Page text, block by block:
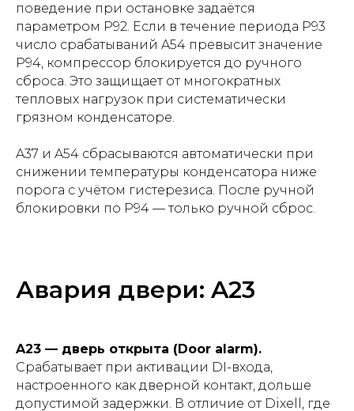
поведение при остановке задаётся
параметром P92. Если в течение периода P93
число срабатываний A54 превысит значение
P94, компрессор блокируется до ручного
сброса. Это защищает от многократных
тепловых нагрузок при систематически
грязном конденсаторе.
A37 и A54 сбрасываются автоматически при
снижении температуры конденсатора ниже
порога с учётом гистерезиса. После ручной
блокировки по P94 — только ручной сброс.
Авария двери: A23
A23 — дверь открыта (Door alarm).
Срабатывает при активации DI-входа,
настроенного как дверной контакт, дольше
допустимой задержки. В отличие от Dixell, где